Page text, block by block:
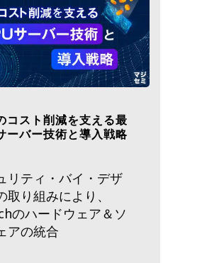
コスト削減を支える最
ーバー技術と導入戦略
リティ・バイ・デザ
取り組みにより、
のハードウェア＆ソ
アの統合